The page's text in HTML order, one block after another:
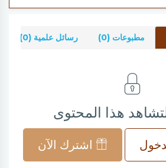
مطبوعات (0) رسائل علمية (0)
هذا المحتوى
اشترك الآن